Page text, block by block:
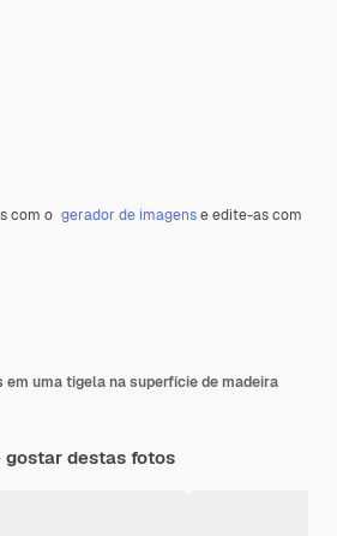
com o gerador de imagense edite-as com
uma tigela na superfície de madeira
gostar destas fotos